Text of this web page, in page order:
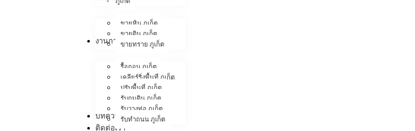
ขายหิน ภูเก็ต
ขายดิน ภูเก็ต
ขายทราย ภูเก็ต
งานภาคสนาม
รื้อถอน ภูเก็ต
เคลียร์ริ่งพื้นที่ ภูเก็ต
ปรับพื้นที่ ภูเก็ต
รับถมดิน ภูเก็ต
รับวางท่อ ภูเก็ต
รับทำถนน ภูเก็ต
บทความ
ติดต่อเรา